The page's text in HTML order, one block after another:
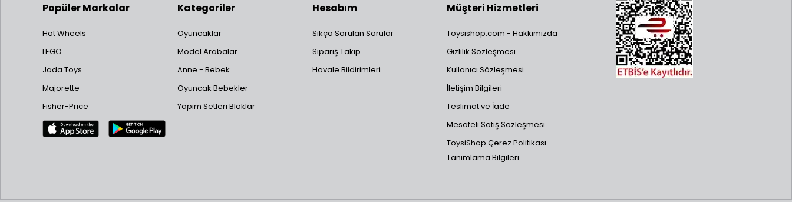
Popüler Markalar
Hot Wheels
LEGO
Jada Toys
Majorette
Fisher-Price
Kategoriler
Oyuncaklar
Model Arabalar
Anne - Bebek
Oyuncak Bebekler
Yapım Setleri Bloklar
Hesabım
Sıkça Sorulan Sorular
Sipariş Takip
Havale Bildirimleri
Müşteri Hizmetleri
Toysishop.com - Hakkımızda
Gizlilik Sözleşmesi
Kullanıcı Sözleşmesi
İletişim Bilgileri
Teslimat ve İade
Mesafeli Satış Sözleşmesi
ToysiShop Çerez Politikası -
Tanımlama Bilgileri